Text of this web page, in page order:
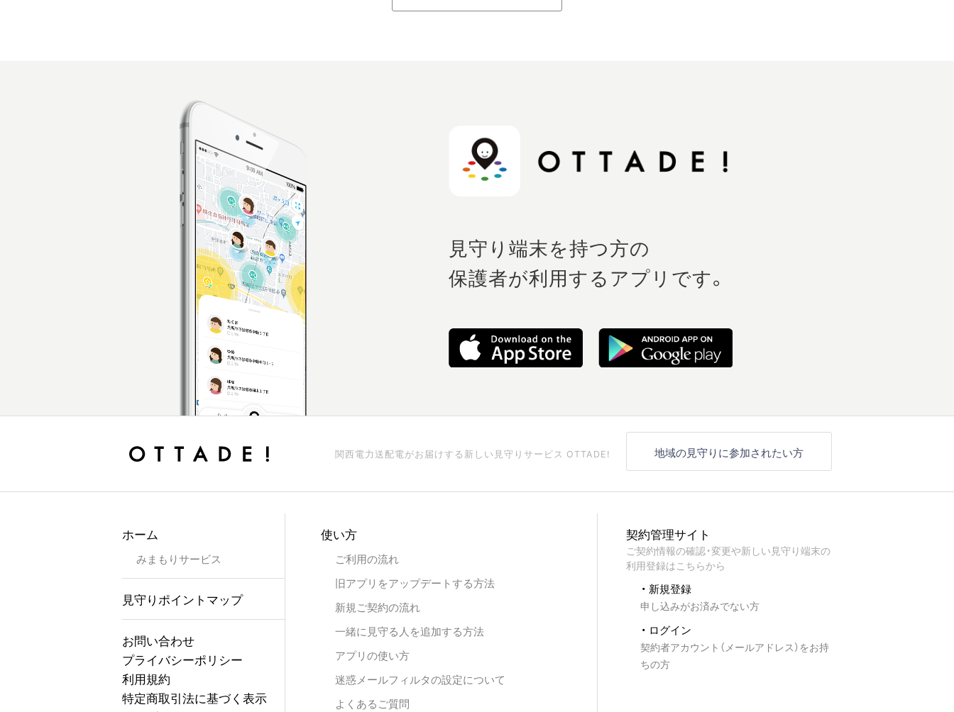
見守り端末を持つ方の
保護者が利用するアプリです。
関西電力送配電がお届けする 新しい見守りサービス OTTADE! 地域の見守りに参加されたい方
ホーム
みまもりサービス
見守りポイントマップ
お問い合わせ
プライバシーポリシー
利用規約
特定商取引法に基づく表示
使い方
ご利用の流れ
旧アプリをアップデートする方法
新規ご契約の流れ
一緒に見守る人を追加する方法
アプリの使い方
迷惑メールフィルタの設定について
よくあるご質問
契約管理サイト
ご契約情報の確認・変更や新しい見守り端末の
利用登録はこちらから
・ 新規登録
申し込みがお済みでない方
・ ログイン
契約者アカウント（メールアドレス）をお持
ちの方